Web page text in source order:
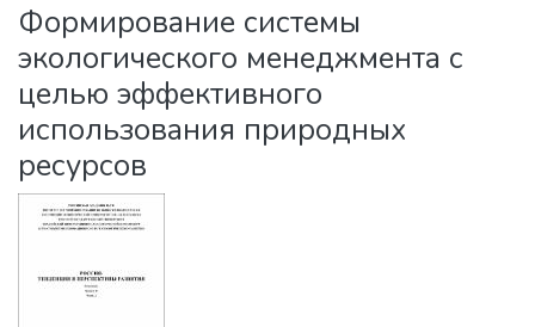
Statistics
Формирование системы
экологического менеджмента с
целью эффективного
использования природных
ресурсов